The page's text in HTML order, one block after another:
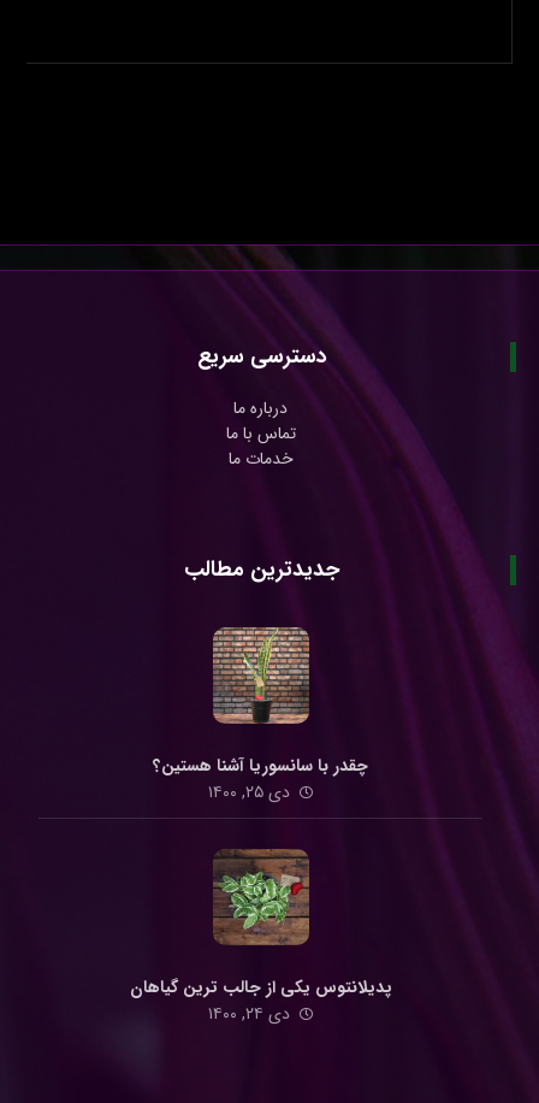
دسترسی سریع
درباره ما
تماس با ما
خدمات ما
جدیدترین مطالب
چقدر با سانسوریا آشنا هستین؟
دی ۲۵, ۱۴۰۰
پدیلانتوس یکی از جالب ترین گیاهان
دی ۲۴, ۱۴۰۰